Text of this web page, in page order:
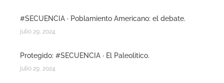
#SECUENCIA · Poblamiento Americano: el debate.
julio 29, 2024
Protegido: #SECUENCIA · El Paleolitico.
julio 29, 2024